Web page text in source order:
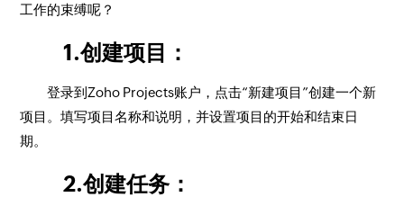
工作的束缚呢？
1.创建项目：
登录到Zoho Projects账户，点击“新建项目”创建一个新
项目。填写项目名称和说明，并设置项目的开始和结束日
期。
2.创建任务：